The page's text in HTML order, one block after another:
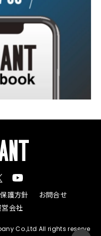
護方針
お問合せ
会社
Co.,Ltd All rights reserve